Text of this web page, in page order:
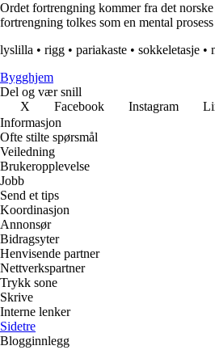
Ordet fortrengning kommer fra det
fortrengning tolkes som en mental
lyslilla • rigg • pariakaste • sokkeletasje •
Bygghjem
Del og vær snill
X
Facebook Instagram
Informasjon
Ofte stilte spørsmål
Veiledning
Brukeropplevelse
Jobb
Send et tips
Koordinasjon
Annonsør
Bidragsyter
Henvisende partner
Nettverkspartner
Trykk sone
Skrive
Interne lenker
Sidetre
Blogginnlegg